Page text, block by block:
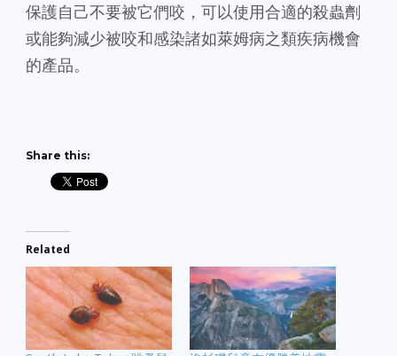
保護自己不要被它們咬，可以使用合適的殺蟲劑
或能夠減少被咬和感染諸如萊姆病之類疾病機會
的產品。
Share this:
Related